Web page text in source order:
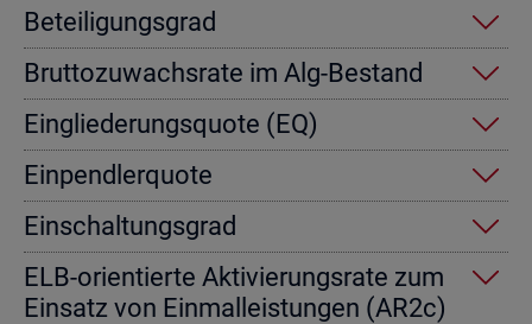
Be­tei­li­gungs­grad
Brut­to­zu­wachs­ra­te im Alg-Be­stand
Ein­glie­de­rungs­quo­te (EQ)
Ein­pend­ler­quo­te
Ein­schal­tungs­grad
ELB-ori­en­tier­te Ak­ti­vie­rungs­ra­te zum
Ein­satz von Einmal­leis­tun­gen (AR2c)